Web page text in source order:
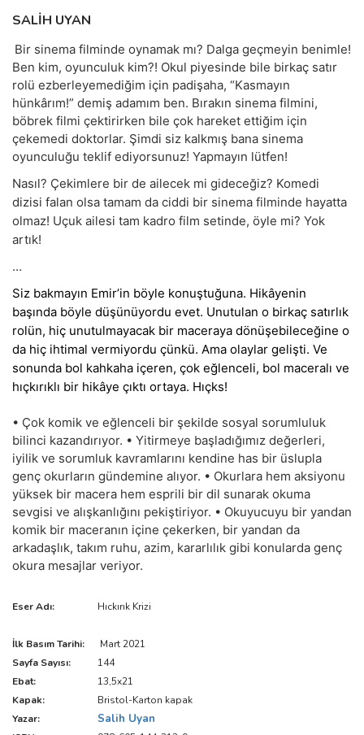
SALİH UYAN
Bir sinema filminde oynamak mı? Dalga geçmeyin benimle!
Ben kim, oyunculuk kim?! Okul piyesinde bile birkaç satır
rolü ezberleyemediğim için padişaha, “Kasmayın
hünkârım!” demiş adamım ben. Bırakın sinema filmini,
böbrek filmi çektirirken bile çok hareket ettiğim için
çekemedi doktorlar. Şimdi siz kalkmış bana sinema
oyunculuğu teklif ediyorsunuz! Yapmayın lütfen!
Nasıl? Çekimlere bir de ailecek mi gideceğiz? Komedi
dizisi falan olsa tamam da ciddi bir sinema filminde hayatta
olmaz! Uçuk ailesi tam kadro film setinde, öyle mi? Yok
artık!
…
Siz bakmayın Emir’in böyle konuştuğuna. Hikâyenin
başında böyle düşünüyordu evet. Unutulan o birkaç satırlık
rolün, hiç unutulmayacak bir maceraya dönüşebileceğine o
da hiç ihtimal vermiyordu çünkü. Ama olaylar gelişti. Ve
sonunda bol kahkaha içeren, çok eğlenceli, bol maceralı ve
hıçkırıklı bir hikâye çıktı ortaya. Hıçks!
• Çok komik ve eğlenceli bir şekilde sosyal sorumluluk
bilinci kazandırıyor. • Yitirmeye başladığımız değerleri,
iyilik ve sorumluk kavramlarını kendine has bir üslupla
genç okurların gündemine alıyor. • Okurlara hem aksiyonu
yüksek bir macera hem esprili bir dil sunarak okuma
sevgisi ve alışkanlığını pekiştiriyor. • Okuyucuyu bir yandan
komik bir maceranın içine çekerken, bir yandan da
arkadaşlık, takım ruhu, azim, kararlılık gibi konularda genç
okura mesajlar veriyor.
Eser Adı: Hıckırık Krizi
İlk Basım Tarihi:
Mart 2021
Sayfa Sayısı:
144
Ebat:
13,5x21
Kapak:
Bristol-Karton kapak
Yazar:
Salih Uyan